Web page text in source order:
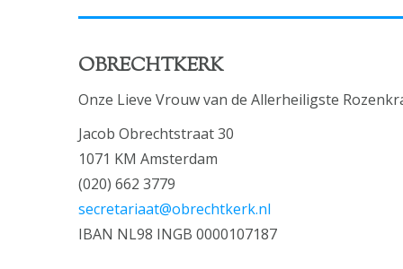
OBRECHTKERK
Onze Lieve Vrouw van de Allerheiligste
Jacob Obrechtstraat 30
1071 KM Amsterdam
(020) 662 3779
secretariaat@obrechtkerk.nl
IBAN NL98 INGB 0000107187